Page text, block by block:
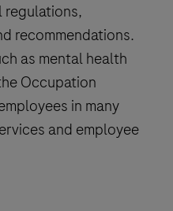
recommendations.
as mental health
Occupation
in many
and employee